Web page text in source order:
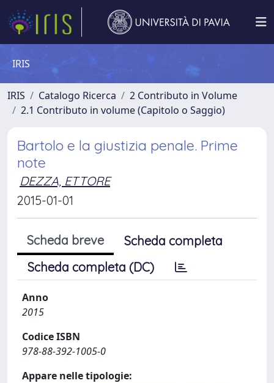
IRIS
IRIS Catalogo Ricerca
2 Contributo in Volume
2.1 Contributo in volume (Capitolo o Saggio)
Bartolo e la giustizia penale. Prime
note
DEZZA, ETTORE
2015-01-01
Scheda breve
Scheda completa
Scheda completa (DC)
Anno
2015
Codice ISBN
978-88-392-1005-0
Appare nelle tipologie: